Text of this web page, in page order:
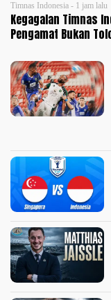
Timnas Indonesia - 1 jam lalu
Kegagalan Timnas
Pengamat Bukan